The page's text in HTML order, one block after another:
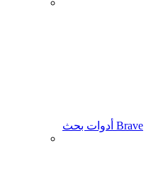
أدوات بحث Brave